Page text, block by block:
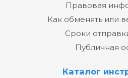
Правовая
Как обменять или
Сроки
Публичная
Каталог